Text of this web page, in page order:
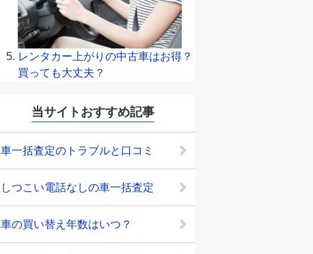
レンタカー上がりの中古車はお得？
買っても大丈夫？
当サイトおすすめ記事
車一括査定のトラブルと口コミ
しつこい電話なしの車一括査定
車の買い替え年数はいつ？